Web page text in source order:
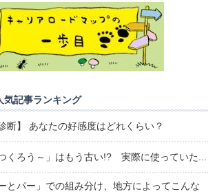
気記事ランキング
断】 あなたの好感度はどれくらい？
くろう～」はもう古い!? 実際に使っていた...
とパー」での組み分け、地方によってこんな